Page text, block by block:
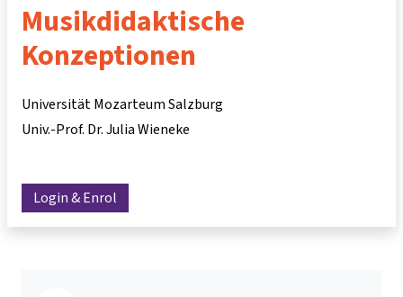
Musikdidaktische
Konzeptionen
Universität Mozarteum Salzburg
Univ.-Prof. Dr. Julia Wieneke
Login & Enrol